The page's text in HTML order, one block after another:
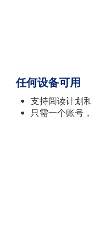
任何设备可用
支持阅读计划
只需一个账号